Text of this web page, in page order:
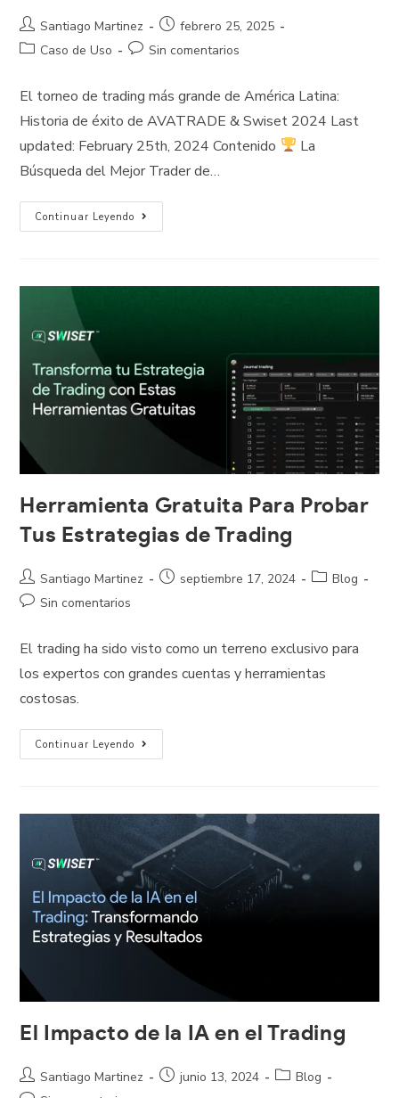
Santiago Martinez
febrero 25, 2025
Caso de Uso
Sin comentarios
El torneo de trading más grande de América Latina:
Historia de éxito de AVATRADE & Swiset 2024 Last
updated: February 25th, 2024 Contenido
La
Búsqueda del Mejor Trader de…
Continuar Leyendo
Herramienta Gratuita Para Probar
Tus Estrategias de Trading
Santiago Martinez septiembre 17, 2024
Blog
Sin comentarios
El trading ha sido visto como un terreno exclusivo para
los expertos con grandes cuentas y herramientas
costosas.
Continuar Leyendo
El Impacto de la IA en el Trading
Santiago Martinez junio 13, 2024
Blog